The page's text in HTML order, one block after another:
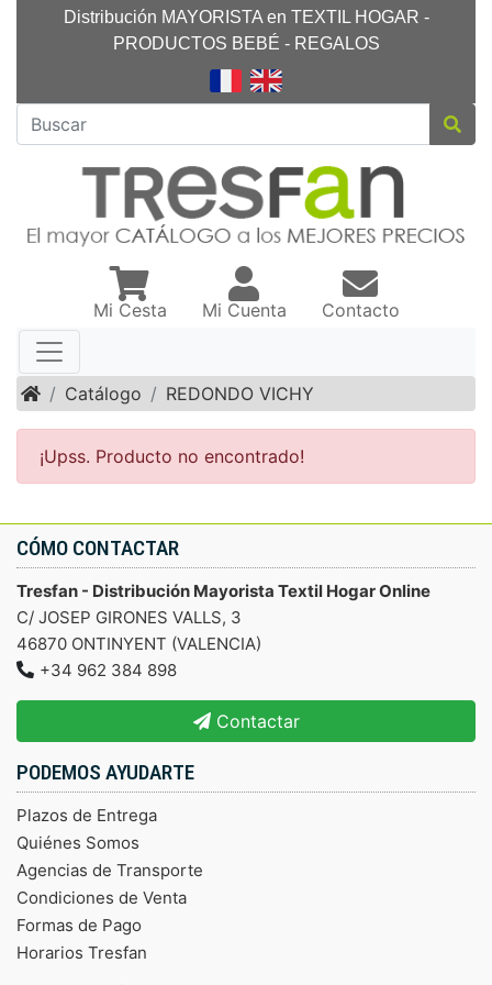
Distribución MAYORISTA en TEXTIL HOGAR -
PRODUCTOS BEBÉ - REGALOS
Mi Cesta Mi Cuenta Contacto
InicioCatálogo REDONDO VICHY
¡Upss. Producto no encontrado!
CÓMO CONTACTAR
Tresfan - Distribución Mayorista Textil Hogar Online
C/ JOSEP GIRONES VALLS, 3
46870 ONTINYENT (VALENCIA)
+34 962 384 898
Contactar
PODEMOS AYUDARTE
Plazos de Entrega
Quiénes Somos
Agencias de Transporte
Condiciones de Venta
Formas de Pago
Horarios Tresfan